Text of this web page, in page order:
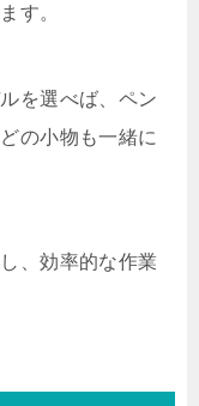
す。
を選べば、ペン
の小物も一緒に
、効率的な作業